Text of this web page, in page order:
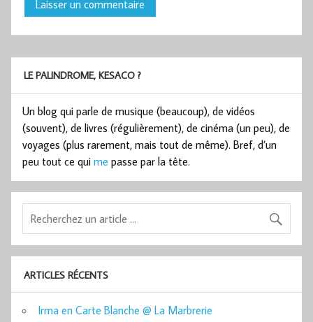
LE PALINDROME, KESACO ?
Un blog qui parle de musique (beaucoup), de vidéos
(souvent), de livres (régulièrement), de cinéma (un peu), de
voyages (plus rarement, mais tout de même). Bref, d’un
peu tout ce qui me passe par la tête.
ARTICLES RÉCENTS
Irma en Carte Blanche @ La Marbrerie